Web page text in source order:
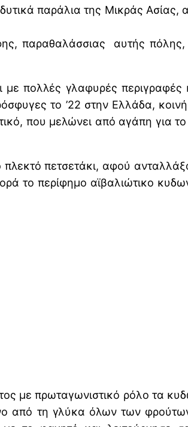
παράλια της Μικράς
παραθαλάσσιας αυτής
πολλές γλαφυρές
το ’22 στην Ελλάδα,
που μελώνει από αγάπη για
πετσετάκι, αφού
το περίφημο αϊβαλιώτικο
με πρωταγωνιστικό ρόλο τα
από τη γλύκα όλων των